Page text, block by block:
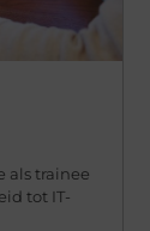
als trainee
tot IT-